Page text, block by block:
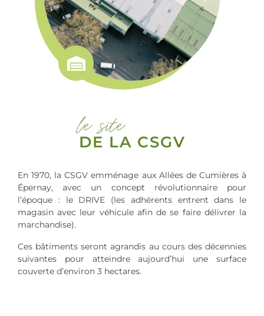
le site
DE LA CSGV
En 1970, la CSGV emménage aux Allées de Cumières à
Épernay, avec un concept révolutionnaire pour
l’époque : le DRIVE (les adhérents entrent dans le
magasin avec leur véhicule afin de se faire délivrer la
marchandise).
Ces bâtiments seront agrandis au cours des décennies
suivantes pour atteindre aujourd’hui une surface
couverte d’environ 3 hectares.